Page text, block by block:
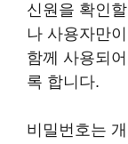
신원을 확인
나 사용자만
함께 사용되
록 합니다.
비밀번호는